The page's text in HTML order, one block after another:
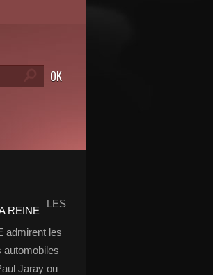
LES
admirent les
automobiles
Jaray ou